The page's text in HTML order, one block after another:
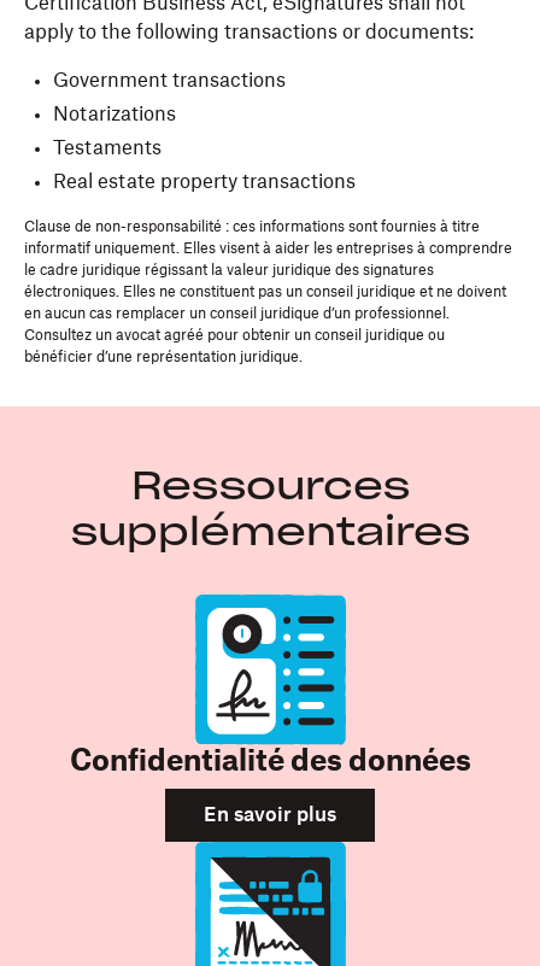
apply to the following transactions or documents:
Government transactions
Notarizations
Testaments
Real estate property transactions
Clause de non-responsabilité : ces informations sont fournies à titre
informatif uniquement. Elles visent à aider les entreprises à comprendre
le cadre juridique régissant la valeur juridique des signatures
électroniques. Elles ne constituent pas un conseil juridique et ne doivent
en aucun cas remplacer un conseil juridique d’un professionnel.
Consultez un avocat agréé pour obtenir un conseil juridique ou
bénéficier d’une représentation juridique.
Ressources
supplémentaires
Confidentialité des données
En savoir plus